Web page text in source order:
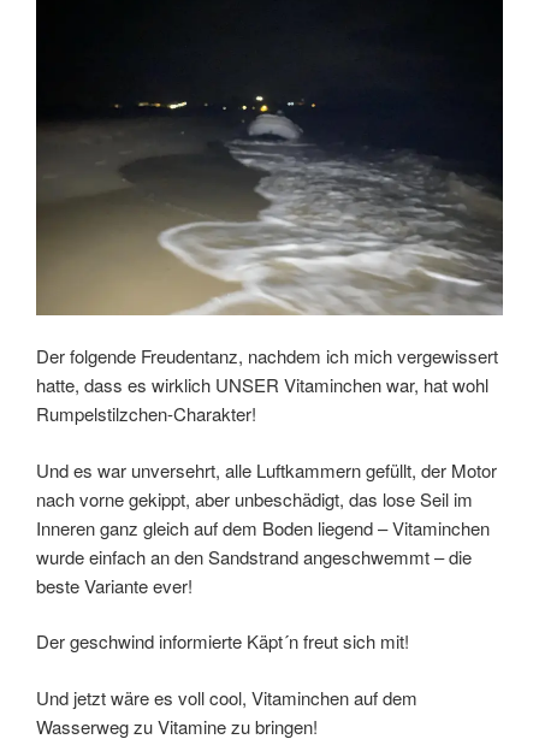
Der folgende Freudentanz, nachdem ich mich vergewissert
hatte, dass es wirklich UNSER Vitaminchen war, hat wohl
Rumpelstilzchen-Charakter!
Und es war unversehrt, alle Luftkammern gefüllt, der Motor
nach vorne gekippt, aber unbeschädigt, das lose Seil im
Inneren ganz gleich auf dem Boden liegend – Vitaminchen
wurde einfach an den Sandstrand angeschwemmt – die
beste Variante ever!
Der geschwind informierte Käpt´n freut sich mit!
Und jetzt wäre es voll cool, Vitaminchen auf dem
Wasserweg zu Vitamine zu bringen!